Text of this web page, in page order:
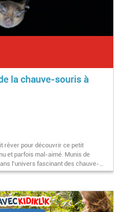
la chauve-souris à
rêver pour découvrir ce petit
et parfois mal-aimé. Munis de
l'univers fascinant des chauve-…